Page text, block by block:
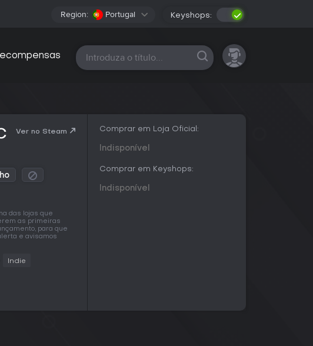
Region: Portugal Keyshops:
Todas as plataformas
Ver no Steam
das lojas que
as primeiras
para que
e avisamos
Indie
Comprar em Loja Oficial:
Indisponível
Comprar em Keyshops:
Indisponível